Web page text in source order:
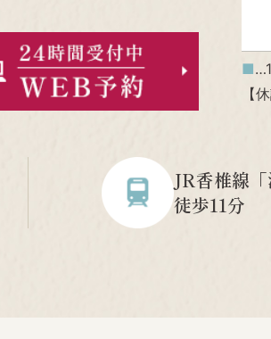
■
【
JR香椎線「
徒歩11分